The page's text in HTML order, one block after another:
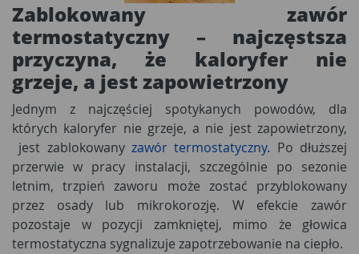
Zablokowany zawór
termostatyczny – najczęstsza
przyczyna, że kaloryfer nie
grzeje, a jest zapowietrzony
Jednym z najczęściej spotykanych powodów, dla
których kaloryfer nie grzeje, a nie jest zapowietrzony,
jest zablokowany zawór termostatyczny. Po dłuższej
przerwie w pracy instalacji, szczególnie po sezonie
letnim, trzpień zaworu może zostać przyblokowany
przez osady lub mikrokorozję. W efekcie zawór
pozostaje w pozycji zamkniętej, mimo że głowica
termostatyczna sygnalizuje zapotrzebowanie na ciepło.